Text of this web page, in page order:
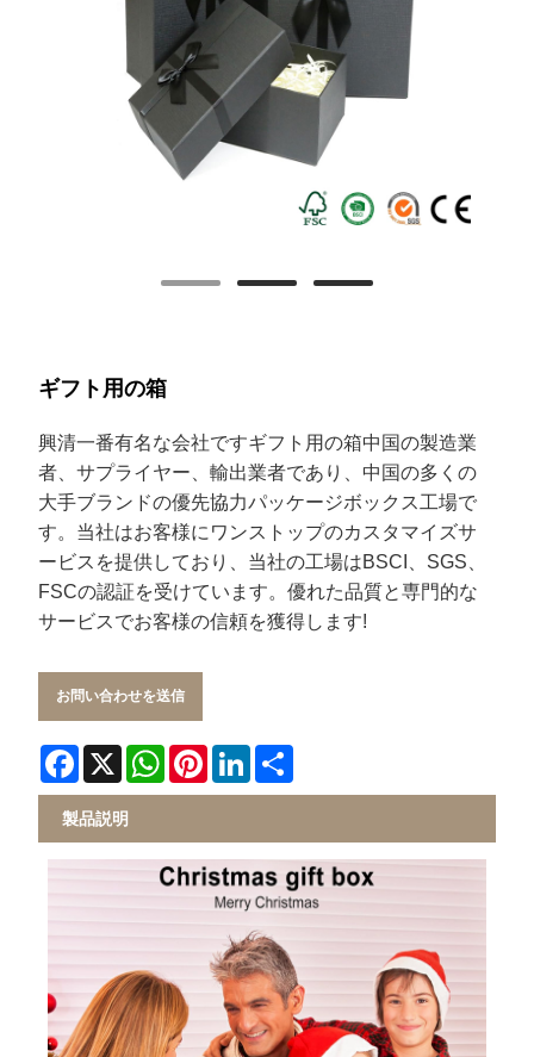
ギフト用の箱
興清一番有名な会社ですギフト用の箱中国の製造業
者、サプライヤー、輸出業者であり、中国の多くの
大手ブランドの優先協力パッケージボックス工場で
す。当社はお客様にワンストップのカスタマイズサ
ービスを提供しており、当社の工場はBSCI、SGS、
FSCの認証を受けています。優れた品質と専門的な
サービスでお客様の信頼を獲得します!
お問い合わせを送信
Facebook
X WhatsApp
PinterestLinkedIn
製品説明